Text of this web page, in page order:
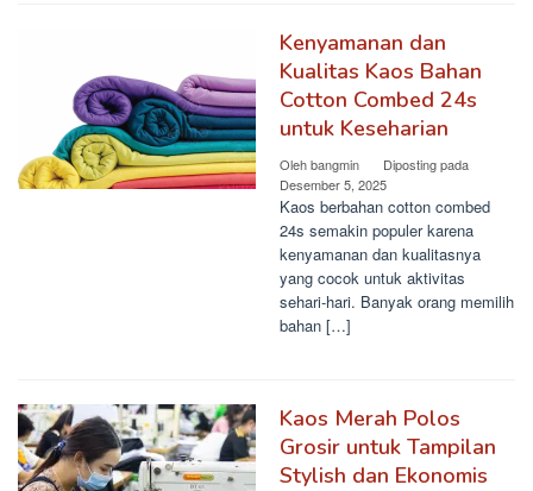
Kenyamanan dan
Kualitas Kaos Bahan
Cotton Combed 24s
untuk Keseharian
Olehbangmin
Diposting pada
Desember 5, 2025
Kaos berbahan cotton combed
24s semakin populer karena
kenyamanan dan kualitasnya
yang cocok untuk aktivitas
sehari-hari. Banyak orang memilih
bahan […]
Kaos Merah Polos
Grosir untuk Tampilan
Stylish dan Ekonomis